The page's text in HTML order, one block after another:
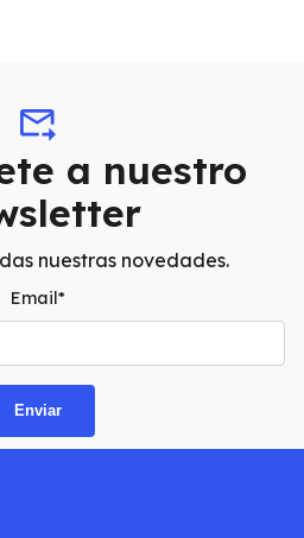
a nuestro
nuestras novedades.
Email*